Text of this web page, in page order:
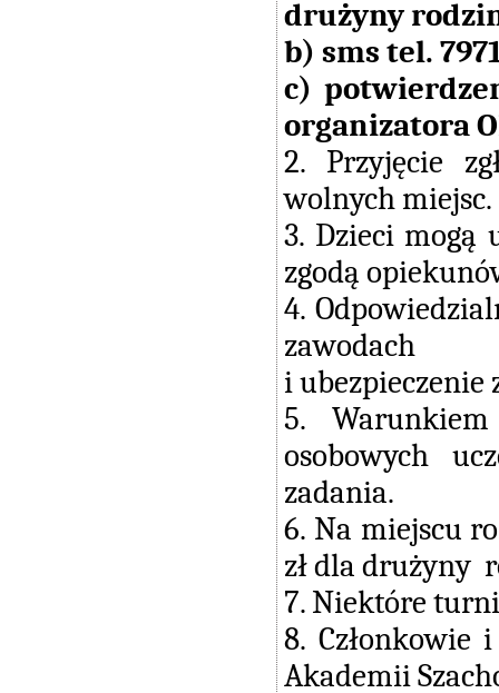
drużyny
b) sms tel.
c)
organizatora
2. Przyjęcie
wolnych miejsc.
3. Dzieci mogą
zgodą
4.
zawodach
i ubezpieczenie
5.
osobowych
zadania.
6. Na miejscu
zł dla drużyny
7. Niektóre
8. Członkowie
Akademii